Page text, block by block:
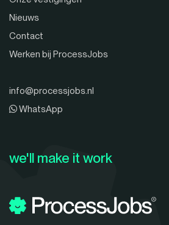
Nieuws
Contact
Werken bij ProcessJobs
info@processjobs.nl
WhatsApp
we'll make it work